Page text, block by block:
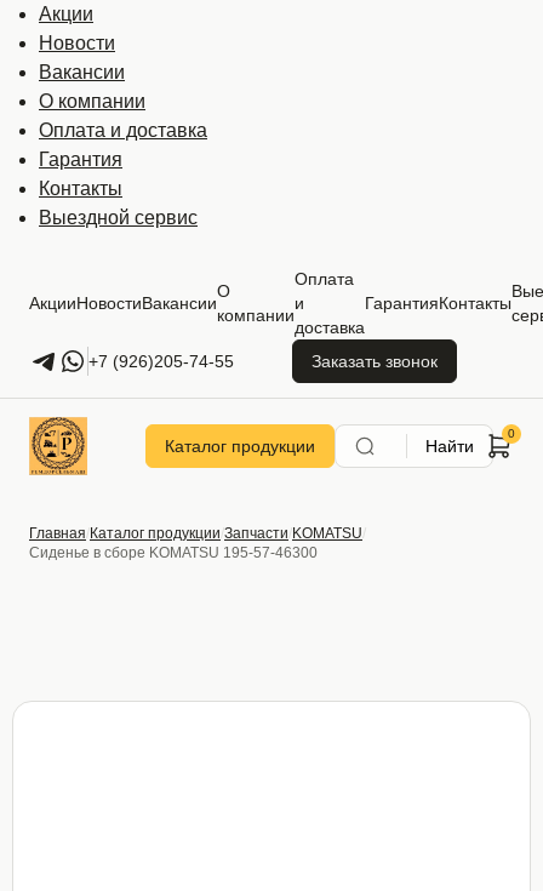
Акции
Новости
Вакансии
О компании
Оплата и доставка
Гарантия
Контакты
Выездной сервис
АкцииНовостиВакансии
О
компании
Оплата
и
доставка
ГарантияКонтакты
+7 (926)205-74-55 Заказать звонок
Каталог продукции Найти
Главная Каталог продукции Запчасти KOMATSU
Сиденье в сборе KOMATSU 195-57-46300